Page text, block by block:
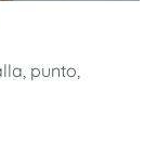
, punto,